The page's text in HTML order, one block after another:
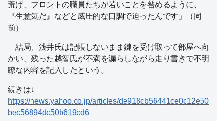
荒げ、フロントの職員たちが若いことを咎めるように、
『生意気だ』などと威圧的な口調で迫ったんです」（同
前）
結局、浅井氏は記帳しないまま鍵を受け取って部屋へ向
かい、残った越智氏が不満を漏らしながら走り書きで不明
瞭な内容を記入したという。
続きは↓
https://news.yahoo.co.jp/articles/de918cb56441ce0c12e50
bec56894dc50b619cd6